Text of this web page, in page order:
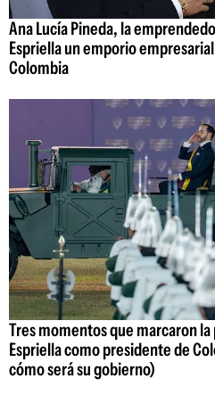
Ana Lucía Pineda, la
Espriella un emporio
Colombia
Tres momentos que marcaron
Espriella como presidente de
cómo será su gobierno)